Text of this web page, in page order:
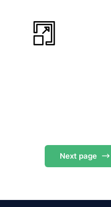
Next page